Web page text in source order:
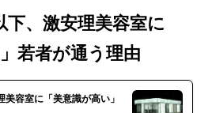
、激安理美容室に
若者が通う理由
容室に「美意識が高い」